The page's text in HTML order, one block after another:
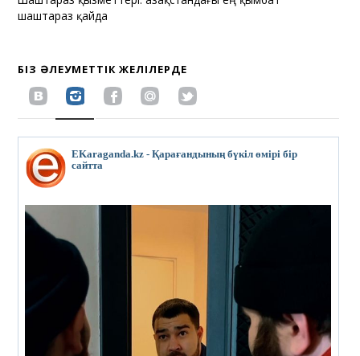
шаштараз қайда
БІЗ ӘЛЕУМЕТТІК ЖЕЛІЛЕРДЕ
EKaraganda.kz - Қарағандының бүкіл өмірі бір
сайтта